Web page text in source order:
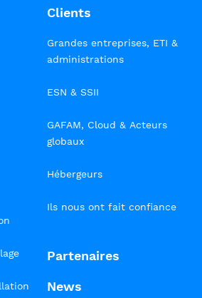
Clients
Grandes entreprises, ETI &
administrations
ESN & SSII
GAFAM, Cloud & Acteurs
globaux
Hébergeurs
Ils nous ont fait confiance
Partenaires
News